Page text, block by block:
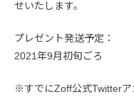
せいたします。
プレゼント発送予定：
2021年9月初旬ごろ
※すでにZoff公式Twitter